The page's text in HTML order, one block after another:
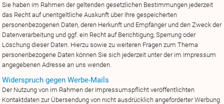
Sie haben im Rahmen der geltenden gesetzlichen Bestimmungen jederzeit
das Recht auf unentgeltliche Auskunft über Ihre gespeicherten
personenbezogenen Daten, deren Herkunft und Empfänger und den Zweck der
Datenverarbeitung und ggf. ein Recht auf Berichtigung, Sperrung oder
Löschung dieser Daten. Hierzu sowie zu weiteren Fragen zum Thema
personenbezogene Daten können Sie sich jederzeit unter der im Impressum
angegebenen Adresse an uns wenden.
Widerspruch gegen Werbe-Mails
Der Nutzung von im Rahmen der Impressumspflicht veröffentlichten
Kontaktdaten zur Übersendung von nicht ausdrücklich angeforderter Werbung